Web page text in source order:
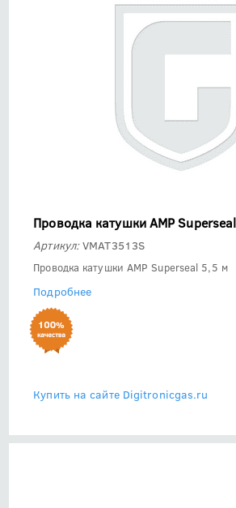
Проводка катушки AMP
Артикул:VMAT3513S
Проводка катушки AMP Superseal 5,5 м
Подробнее
Купить на сайте Digitronicgas.ru